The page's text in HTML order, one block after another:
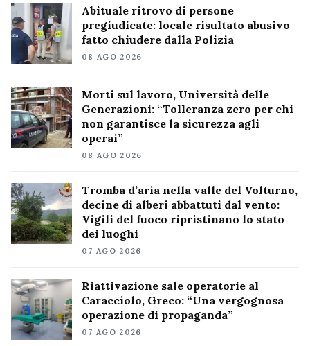
Abituale ritrovo di persone
pregiudicate: locale risultato abusivo
fatto chiudere dalla Polizia
08 AGO 2026
Morti sul lavoro, Università delle
Generazioni: “Tolleranza zero per chi
non garantisce la sicurezza agli
operai”
08 AGO 2026
Tromba d’aria nella valle del Volturno,
decine di alberi abbattuti dal vento:
Vigili del fuoco ripristinano lo stato
dei luoghi
07 AGO 2026
Riattivazione sale operatorie al
Caracciolo, Greco: “Una vergognosa
operazione di propaganda”
07 AGO 2026